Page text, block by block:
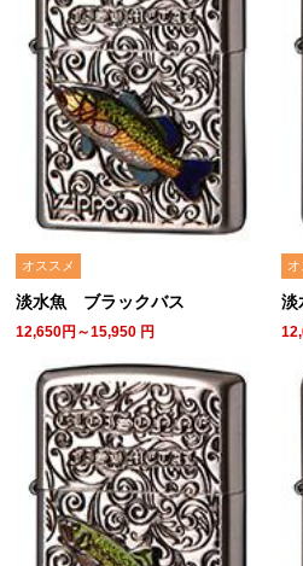
オススメ
淡水魚 ブラックバス
12,650円～15,950 円
オ